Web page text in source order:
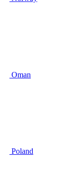
Oman
Poland